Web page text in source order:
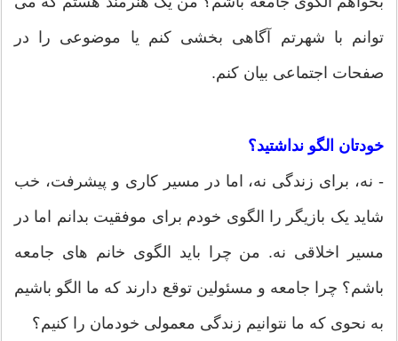
توانم با شهرتم آگاهی بخشی کنم یا موضوعی را در
صفحات اجتماعی بیان کنم.
خودتان الگو نداشتید؟
- نه، برای زندگی نه، اما در مسیر کاری و پیشرفت، خب
شاید یک بازیگر را الگوی خودم برای موفقیت بدانم اما در
مسیر اخلاقی نه. من چرا باید الگوی خانم های جامعه
باشم؟ چرا جامعه و مسئولین توقع دارند که ما الگو باشیم
به نحوی که ما نتوانیم زندگی معمولی خودمان را کنیم؟